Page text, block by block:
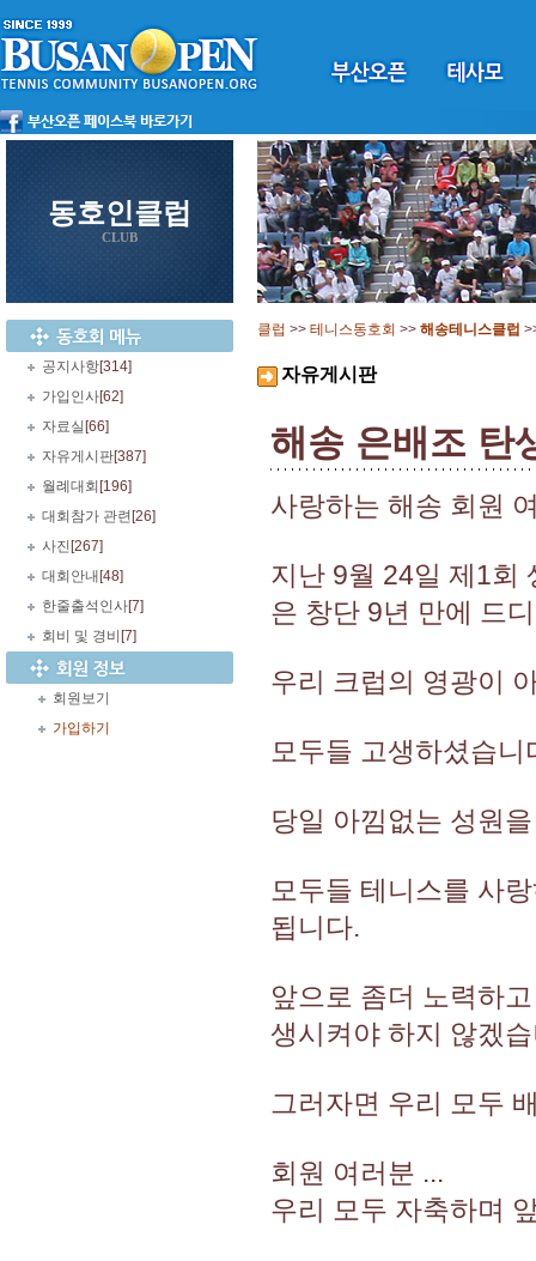
동호인클럽
CLUB
공지사항[314]
가입인사[62]
자료실 [66]
자유게시판[387]
월례대회 [196]
대회참가 관련 [26]
사진 [267]
대회안내 [48]
한줄출석인사[7]
회비 및 경비 [7]
회원보기
가입하기
클럽 >> 테니스동호회 >> 해송테니스클럽
자유게시판
해송 은배조 탄
사랑하는 해송 회원
지난 9월 24일 제1회
은 창단 9년 만에 드
우리 크럽의 영광이
모두들 고생하셨습니
당일 아낌없는 성원
모두들 테니스를 사
됩니다.
앞으로 좀더 노력하
생시켜야 하지 않겠
그러자면 우리 모두
회원 여러분 ...
우리 모두 자축하며